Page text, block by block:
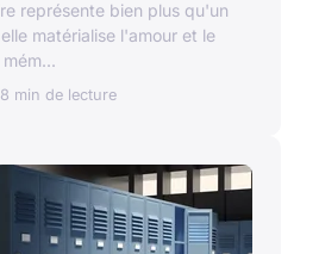
représente bien plus qu'un
matérialise l'amour et le
8 min de lecture